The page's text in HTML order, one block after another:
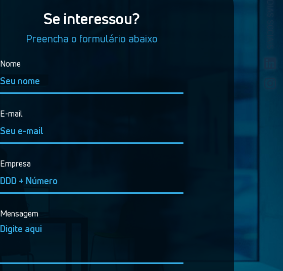
Se interessou?
Preencha o formulário abaixo
Nome
E-mail
Empresa
Mensagem